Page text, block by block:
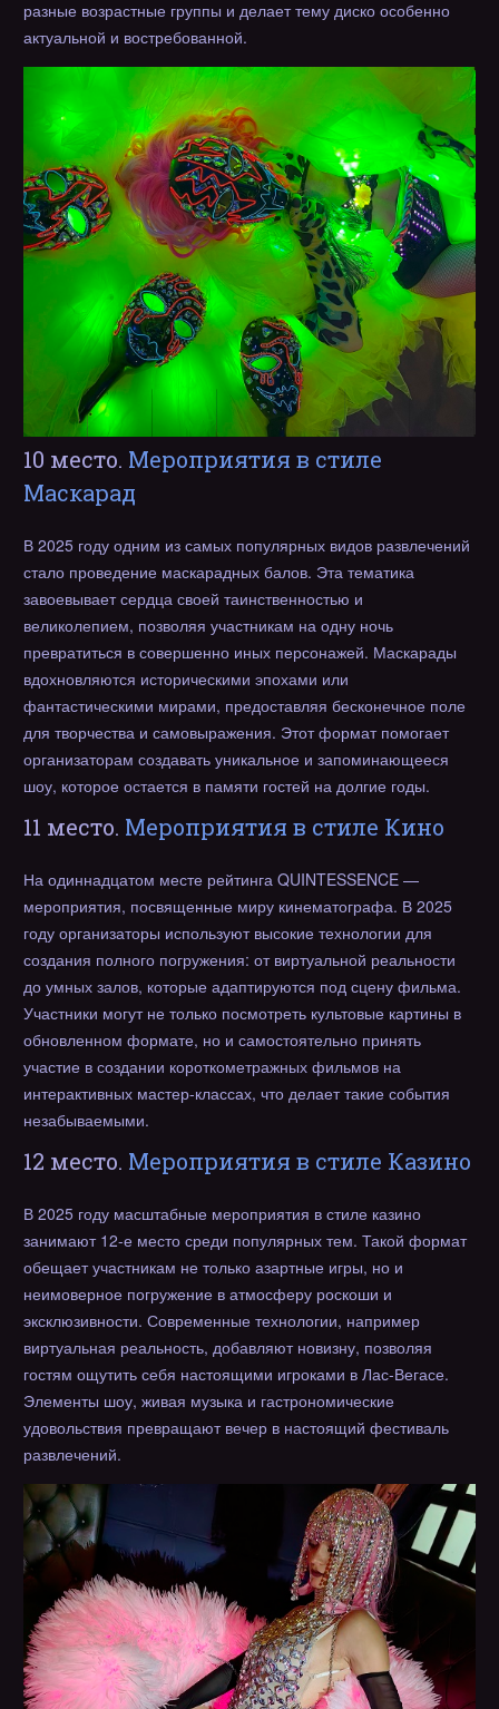
разные возрастные группы и делает тему диско особенно
актуальной и востребованной.
10 место. Мероприятия в стиле
Маскарад
В 2025 году одним из самых популярных видов развлечений
стало проведение маскарадных балов. Эта тематика
завоевывает сердца своей таинственностью и
великолепием, позволяя участникам на одну ночь
превратиться в совершенно иных персонажей. Маскарады
вдохновляются историческими эпохами или
фантастическими мирами, предоставляя бесконечное поле
для творчества и самовыражения. Этот формат помогает
организаторам создавать уникальное и запоминающееся
шоу, которое остается в памяти гостей на долгие годы.
11 место. Мероприятия в стиле Кино
На одиннадцатом месте рейтинга QUINTESSENCE —
мероприятия, посвященные миру кинематографа. В 2025
году организаторы используют высокие технологии для
создания полного погружения: от виртуальной реальности
до умных залов, которые адаптируются под сцену фильма.
Участники могут не только посмотреть культовые картины в
обновленном формате, но и самостоятельно принять
участие в создании короткометражных фильмов на
интерактивных мастер-классах, что делает такие события
незабываемыми.
12 место. Мероприятия в стиле Казино
В 2025 году масштабные мероприятия в стиле казино
занимают 12-е место среди популярных тем. Такой формат
обещает участникам не только азартные игры, но и
неимоверное погружение в атмосферу роскоши и
эксклюзивности. Современные технологии, например
виртуальная реальность, добавляют новизну, позволяя
гостям ощутить себя настоящими игроками в Лас-Вегасе.
Элементы шоу, живая музыка и гастрономические
удовольствия превращают вечер в настоящий фестиваль
развлечений.